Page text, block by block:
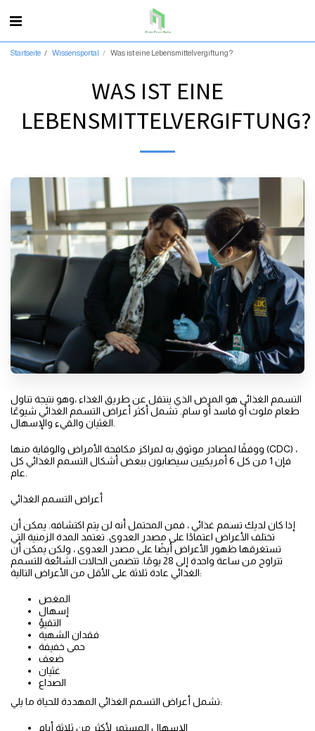
Startseite Wissensportal Was ist eine Lebensmittelvergiftung?
WAS IST EINE
LEBENSMITTELVERGIFTUNG?
التسمم الغذائى هو المرض الذي ينتقل عن طريق الغذاء ،وهو نتيجة تناول
طعام ملوث أو فاسد أو سام. تشمل أكثر أعراض التسمم الغذائي شيوعًا
ووفقًا لمصادر موثوق به لمراكز مكافحة الأمراض والوقاية منها (CDC) ،
فإن 1 من كل 6 أمريكيين سيصابون ببعض أشكال التسمم الغذائي كل
أعراض التسمم الغذائي
إذا كان لديك تسمم غذائي ، فمن المحتمل أنه لن يتم اكتشافه. يمكن أن
تختلف الأعراض اعتمادًا على مصدر العدوى. تعتمد المدة الزمنية التي
تستغرقها ظهور الأعراض أيضًا على مصدر العدوى ، ولكن يمكن أن
تتراوح من ساعة واحدة إلى 28 يومًا. تتضمن الحالات الشائعة للتسمم
الغذائي عادة ثلاثة على الأقل من الأعراض التالية:
المغص
إسهال
التقيؤ
فقدان الشهية
حمى خفيفة
ضعف
غثيان
الصداع
تشمل أعراض التسمم الغذائي المهددة للحياة ما يلي:
الإسهال المستمر لأكثر من ثلاثة أيام